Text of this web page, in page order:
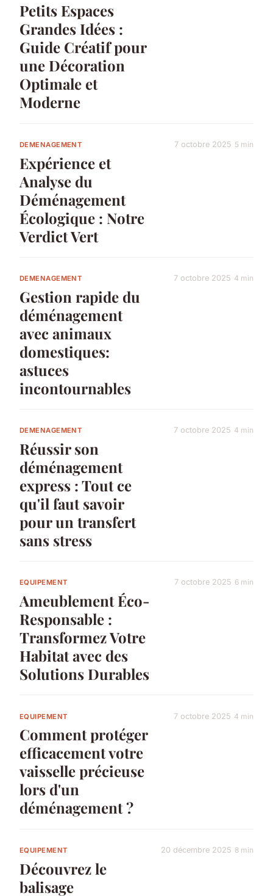
Petits Espaces
Grandes Idées :
Guide Créatif pour
une Décoration
Optimale et
Moderne
DEMENAGEMENT
Expérience et
Analyse du
Déménagement
Écologique : Notre
Verdict Vert
7 octobre 2025 5 min
DEMENAGEMENT
Gestion rapide du
déménagement
avec animaux
domestiques:
astuces
incontournables
7 octobre 2025 4 min
DEMENAGEMENT
Réussir son
déménagement
express : Tout ce
qu'il faut savoir
pour un transfert
sans stress
7 octobre 2025 4 min
EQUIPEMENT
Ameublement Éco-
Responsable :
Transformez Votre
Habitat avec des
Solutions Durables
7 octobre 2025 6 min
EQUIPEMENT
Comment protéger
efficacement votre
vaisselle précieuse
lors d'un
déménagement ?
7 octobre 2025 4 min
EQUIPEMENT
Découvrez le
balisage
20 décembre 2025 8 min